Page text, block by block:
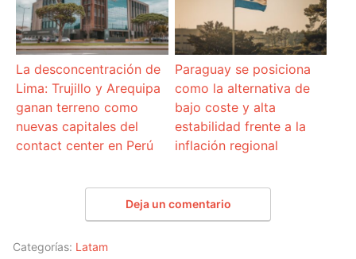
La desconcentración de
Lima: Trujillo y Arequipa
ganan terreno como
nuevas capitales del
contact center en Perú
Paraguay se posiciona
como la alternativa de
bajo coste y alta
estabilidad frente a la
inflación regional
Deja un comentario
Categorías: Latam